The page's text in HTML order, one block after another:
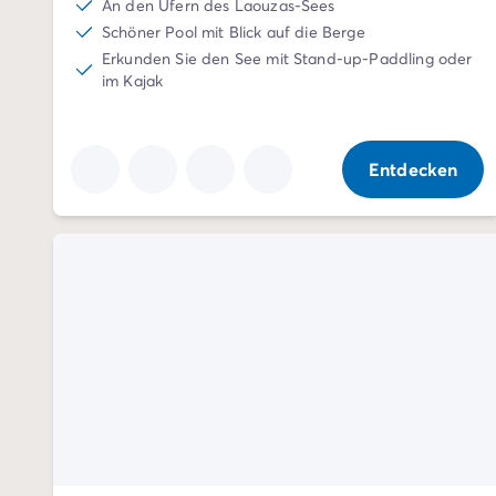
Zahlung in Raten
Urlaubsvorbereitung
Reiserücktrittsversicherung
An den Ufern des Laouzas-Sees
Schöner Pool mit Blick auf die Berge
Erkunden Sie den See mit Stand-up-Paddling oder
im Kajak
Entdecken